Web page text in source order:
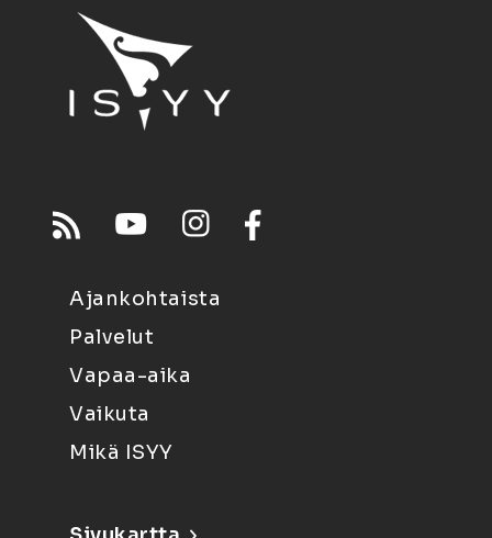
Ajankohtaista
Palvelut
Vapaa-aika
Vaikuta
Mikä ISYY